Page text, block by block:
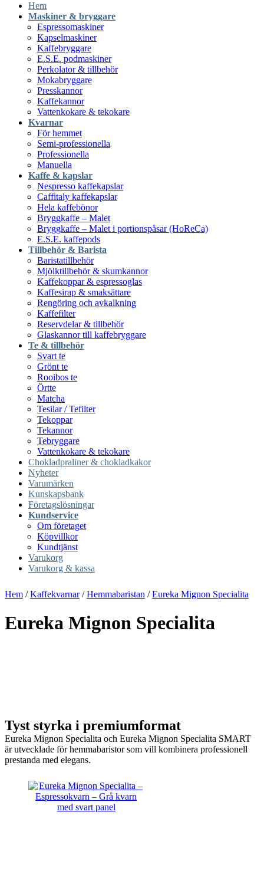
Hem
Maskiner & bryggare
Espressomaskiner
Kapselmaskiner
Kaffebryggare
E.S.E. podmaskiner
Perkolator & tillbehör
Mokabryggare
Presskannor
Kaffekannor
Vattenkokare & tekokare
Kvarnar
För hemmet
Semi-professionella
Professionella
Manuella
Kaffe & kapslar
Nespresso kaffekapslar
Caffitaly kaffekapslar
Hela kaffebönor
Bryggkaffe – Malet
Bryggkaffe – Malet i portionspåsar (HoReCa)
E.S.E. kaffepods
Tillbehör & Barista
Baristatillbehör
Mjölktillbehör & skumkannor
Kaffekoppar & espressoglas
Kaffesirap & smaksättare
Rengöring och avkalkning
Kaffefilter
Reservdelar & tillbehör
Glaskannor till kaffebryggare
Te & tillbehör
Svart te
Grönt te
Rooibos te
Örtte
Matcha
Tesilar / Tefilter
Tekoppar
Tekannor
Tebryggare
Vattenkokare & tekokare
Chokladpraliner & chokladkakor
Nyheter
Varumärken
Kunskapsbank
Företagslösningar
Kundservice
Om företaget
Köpvillkor
Kundtjänst
Varukorg
Varukorg & kassa
Hem /Kaffekvarnar/Hemmabaristan /Eureka Mignon Specialita
Eureka Mignon Specialita
Tyst styrka i premiumformat
Eureka Mignon Specialita och Eureka Mignon Specialita SMART
är utvecklade för hemmabaristor som vill kombinera professionell
prestanda med elegans.